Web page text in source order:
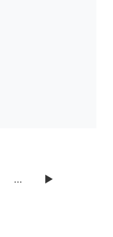
... ▶